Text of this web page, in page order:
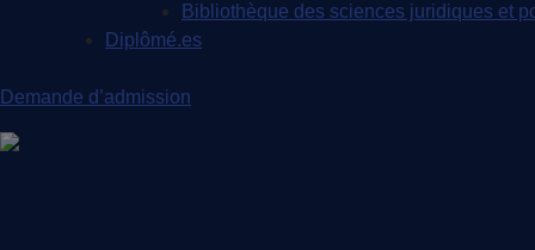
Bibliothèque des sciences juridiques et
Diplômé.es
Demande d’admission